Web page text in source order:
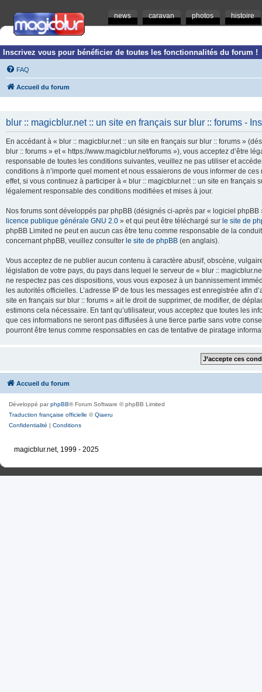
news caravan photos histoire
Inscrivez vous pour bénéficier de toutes les fonctionnalités du forum !
FAQ
Accueil du forum
blur :: magicblur.net :: un site en français sur blur :: forums -
En accédant à « blur :: magicblur.net :: un site en français sur blur :: forums »
blur :: forums » et « https://www.magicblur.net/forums »), vous acceptez d’être
responsable de toutes les conditions suivantes, veuillez ne pas utiliser et
conditions à n’importe quel moment et nous essaierons de vous informer de
effet, si vous continuez à participer à « blur :: magicblur.net :: un site en
légalement responsable des conditions modifiées et mises à jour.
Nos forums sont développés par phpBB (désignés ci-après par « logiciel
licence publique générale GNU 2.0 » et qui peut être téléchargé sur le site de
phpBB Limited ne peut en aucun cas être tenu comme responsable de la
concernant phpBB, veuillez consulter le site de phpBB (en anglais).
Vous acceptez de ne publier aucun contenu à caractère abusif, obscène,
législation de votre pays, du pays dans lequel le serveur de « blur ::
ne respectez pas ces dispositions, vous vous exposez à un bannissement
les autorités officielles. L’adresse IP de tous les messages est enregistrée afin
site en français sur blur :: forums » ait le droit de supprimer, de modifier, de
estimons cela nécessaire. En tant qu’utilisateur, vous acceptez que toutes les
que ces informations ne seront pas diffusées à une tierce partie sans votre
pourront être tenus comme responsables en cas de tentative de piratage
Accueil du forum
Développé parphpBB® Forum Software © phpBB Limited
Traduction française officielle ©Qiaeru
Confidentialité | Conditions
magicblur.net, 1999 - 2025